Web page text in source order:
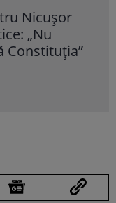
Dan crește
a salarizării.